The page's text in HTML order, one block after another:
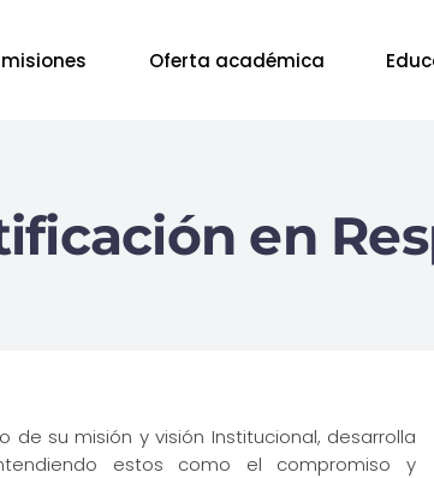
Oferta académica
en
de su misión y visión Institucional, desarrolla
estos como el compromiso y